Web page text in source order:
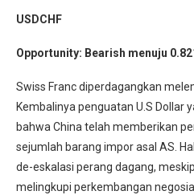
USDCHF
Opportunity: Bearish menuju
Swiss Franc diperdagangkan
Kembalinya penguatan U.S Dollar
bahwa China telah memberikan
sejumlah barang impor asal AS.
de-eskalasi perang dagang,
melingkupi perkembangan